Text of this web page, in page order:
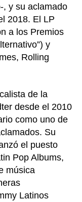
, y su aclamado
2018. El LP
a los Premios
y
Rolling
de la
desde el 2010
como uno de
Su
el puesto
Pop Albums,
música
Latinos